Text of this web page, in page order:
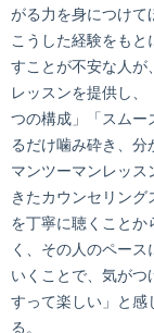
がる力を身につけて
こうした経験をもと
すことが不安な人が
レッスンを提供し
つの構成」「スムー
るだけ噛み砕き、分
マンツーマンレッス
きたカウンセリン
を丁寧に聴くことか
く、その人のペー
いくことで、気がつ
すって楽しい」と感
る。